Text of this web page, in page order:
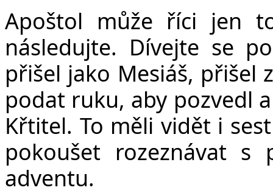
Apoštol může říci jen
následujte. Dívejte se
přišel jako Mesiáš, přišel
podat ruku, aby pozvedl
Křtitel. To měli vidět i
pokoušet rozeznávat
adventu.